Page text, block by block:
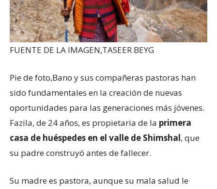
FUENTE DE LA IMAGEN,TASEER BEYG
Pie de foto,Bano y sus compañeras pastoras han
sido fundamentales en la creación de nuevas
oportunidades para las generaciones más jóvenes.
Fazila, de 24 años, es propietaria de la primera
casa de huéspedes en el valle de Shimshal, que
su padre construyó antes de fallecer.
Su madre es pastora, aunque su mala salud le